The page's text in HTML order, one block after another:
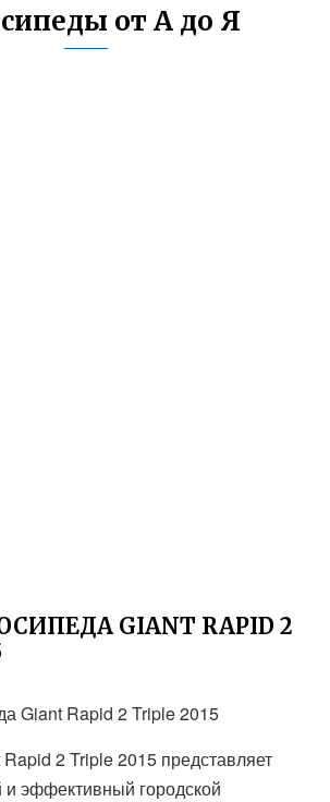
от А до Я
GIANT RAPID 2
Giant Rapid 2 Triple 2015
2 Triple 2015 представляет
эффективный городской